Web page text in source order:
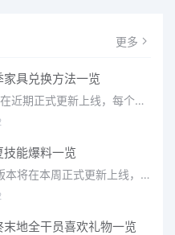
更多
具兑换方法一览
光遇织光季在近期正式更新上线，每个季节都有着许多全新内容和资讯可以让你来体验，不少刚体验的小伙伴想要知道
能爆料一览
绝区零2.6版本将在本周正式更新上线，上周的前瞻直播官方给玩家们带来关于最新版本的卡池信息和相关活动内容，
末地全干员喜欢礼物一览